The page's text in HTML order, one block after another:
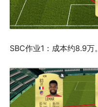
SBC作业1：成本约8.9万。